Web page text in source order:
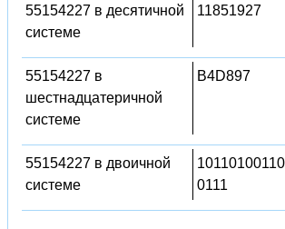
55154227 в десятичной
системе
11851927
55154227 в
шестнадцатеричной
системе
B4D897
55154227 в двоичной
системе
0111